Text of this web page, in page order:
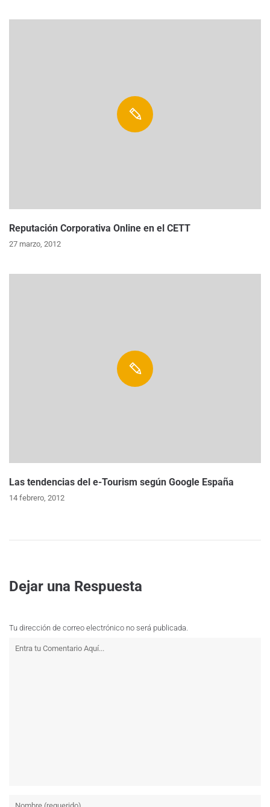
Reputación Corporativa Online en el CETT
27 marzo, 2012
Las tendencias del e-Tourism según Google España
14 febrero, 2012
Dejar una Respuesta
Tu dirección de correo electrónico no será publicada.